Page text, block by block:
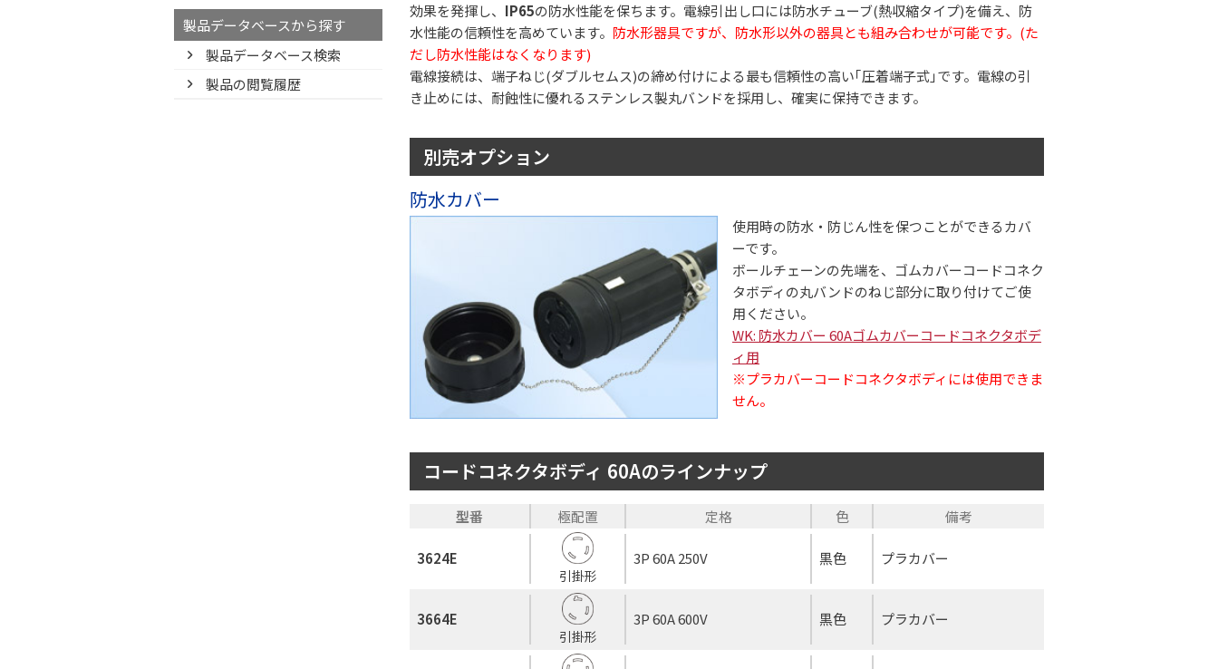
製品データベースから探す
製品データベース検索
製品の閲覧履歴
効果を発揮し、 IP65の防水性能を保ちます。電線引出し口には防水チューブ(熱収縮タイプ)を備え、防
水性能の信頼性を高めています。 防水形器具ですが、防水形以外の器具とも組み合わせが可能です。(た
だし防水性能はなくなります)
電線接続は、端子ねじ(ダブルセムス)の締め付けによる最も信頼性の高い｢圧着端子式｣です。電線の引
き止めには、耐蝕性に優れるステンレス製丸バンドを採用し、確実に保持できます。
別売オプション
防水カバー
使用時の防水・防じん性を保つことができるカバ
ーです。
ボールチェーンの先端を、ゴムカバーコードコネク
タボディの丸バンドのねじ部分に取り付けてご使
用ください。
WK: 防水カバー 60Aゴムカバーコードコネクタボデ
ィ用
※プラカバーコードコネクタボディには使用できま
せん。
コードコネクタボディ 60Aのラインナップ
型番 極配置 定格 色 備考
3624E
引掛形
3P 60A 250V 黒色 プラカバー
3664E
引掛形
3P 60A 600V 黒色 プラカバー